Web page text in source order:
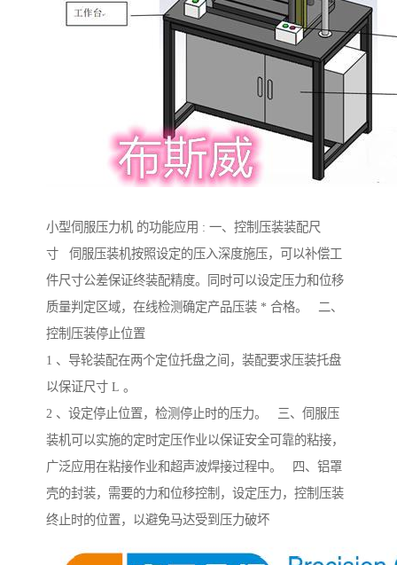
小型伺服压力机 的功能应用 : 一、控制压装装配尺
寸 伺服压装机按照设定的压入深度施压，可以补偿工
件尺寸公差保证终装配精度。同时可以设定压力和位移
质量判定区域，在线检测确定产品压装 * 合格。 二、
控制压装停止位置
1 、导轮装配在两个定位托盘之间，装配要求压装托盘
以保证尺寸 L 。
2 、设定停止位置，检测停止时的压力。 三、伺服压
装机可以实施的定时定压作业以保证安全可靠的粘接，
广泛应用在粘接作业和超声波焊接过程中。 四、铝罩
壳的封装，需要的力和位移控制，设定压力，控制压装
终止时的位置，以避免马达受到压力破坏